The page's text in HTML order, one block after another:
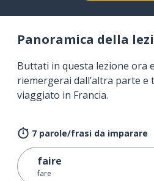
Panoramica della
Buttati in questa lezione ora
riemergerai dall’altra parte e
viaggiato in Francia.
7 parole/frasi da imparare
faire
fare